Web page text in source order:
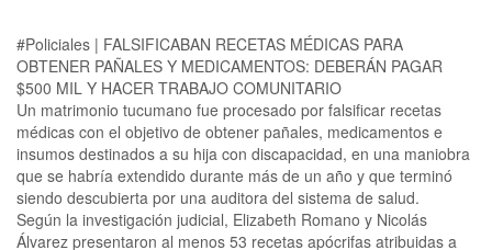
#Policiales | FALSIFICABAN RECETAS MÉDICAS PARA
OBTENER PAÑALES Y MEDICAMENTOS: DEBERÁN PAGAR
$500 MIL Y HACER TRABAJO COMUNITARIO
Un matrimonio tucumano fue procesado por falsificar recetas
médicas con el objetivo de obtener pañales, medicamentos e
insumos destinados a su hija con discapacidad, en una maniobra
que se habría extendido durante más de un año y que terminó
siendo descubierta por una auditora del sistema de salud.
Según la investigación judicial, Elizabeth Romano y Nicolás
Álvarez presentaron al menos 53 recetas apócrifas atribuidas a